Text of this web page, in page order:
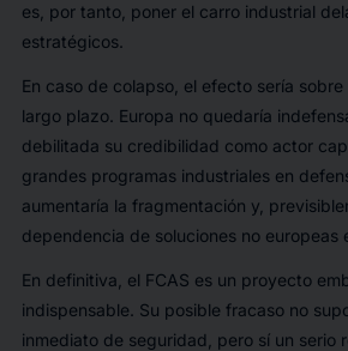
es, por tanto, poner el carro industrial
estratégicos.
En caso de colapso, el efecto sería
largo plazo. Europa no quedaría
debilitada su credibilidad como actor
grandes programas industriales en
aumentaría la fragmentación y,
dependencia de soluciones no europeas
En definitiva, el FCAS es un proyecto
indispensable. Su posible fracaso no
inmediato de seguridad, pero sí un serio